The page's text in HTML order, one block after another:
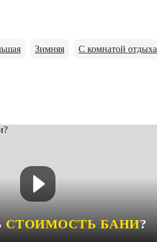
Зимняя С комнатой отдыха
СТОИМОСТЬ БАНИ?